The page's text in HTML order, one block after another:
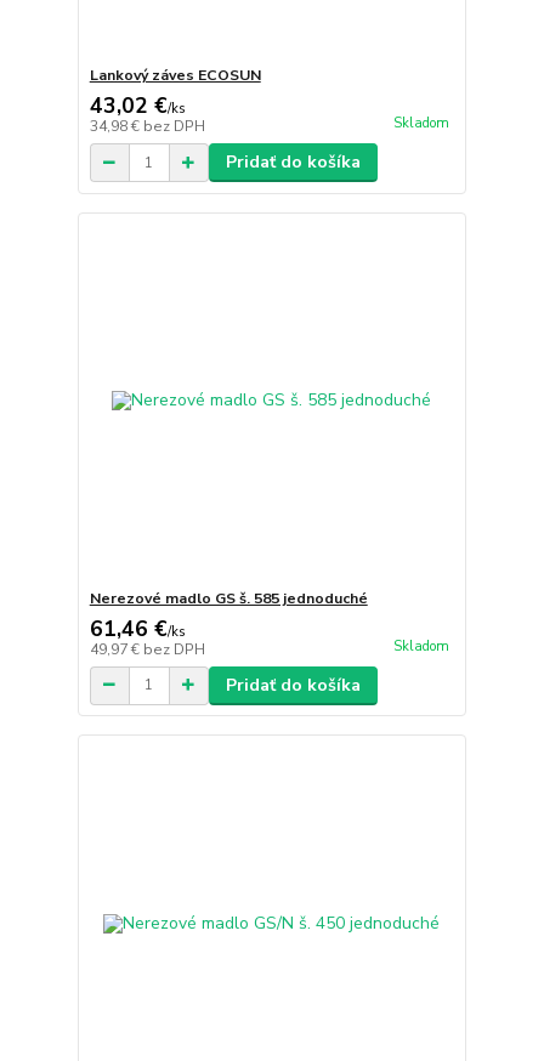
Lankový záves ECOSUN
43,02 €/ks
34,98 € bez DPH Skladom
Pridať do košíka
Nerezové madlo GS š. 585 jednoduché
61,46 €/ks
49,97 € bez DPH Skladom
Pridať do košíka